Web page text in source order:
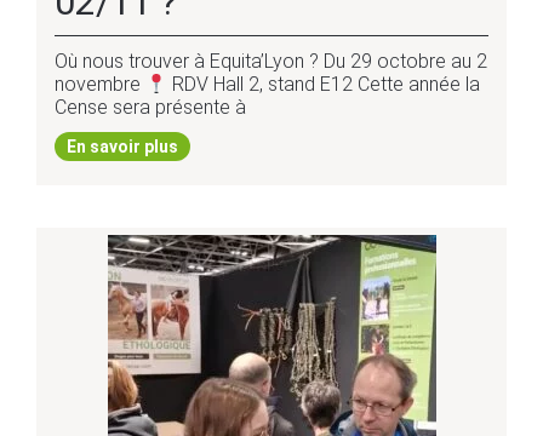
Où nous trouver à Equita’Lyon ? Du 29 octobre au 2
novembre
RDV Hall 2, stand E12 Cette année la
Cense sera présente à
En savoir plus